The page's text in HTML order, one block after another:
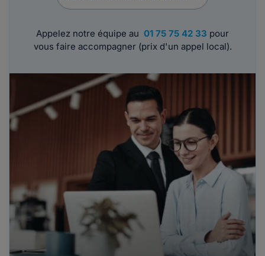
Appelez notre équipe au 01 75 75 42 33 pour
vous faire accompagner (prix d'un appel local).